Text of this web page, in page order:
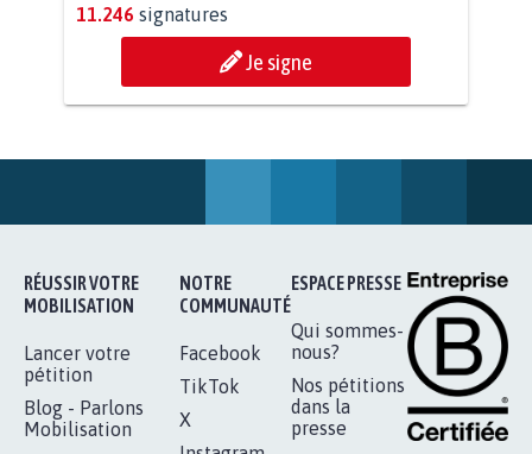
STOP AU PROJET AGRIVOLTAÏQUE
Je signe